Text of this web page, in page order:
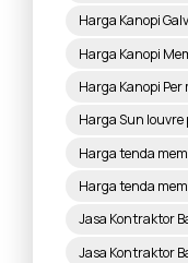
Harga Kanopi
Harga Kanopi
Harga Kanopi Per
Harga Sun louvre
Harga tenda
Harga tenda
Jasa Kontraktor
Jasa Kontraktor